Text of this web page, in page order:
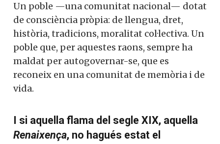
Un poble —una comunitat nacional— dotat
de consciència pròpia: de llengua, dret,
història, tradicions, moralitat col·lectiva. Un
poble que, per aquestes raons, sempre ha
maldat per autogovernar-se, que es
reconeix en una comunitat de memòria i de
vida.
I si aquella flama del segle XIX, aquella
Renaixença, no hagués estat el